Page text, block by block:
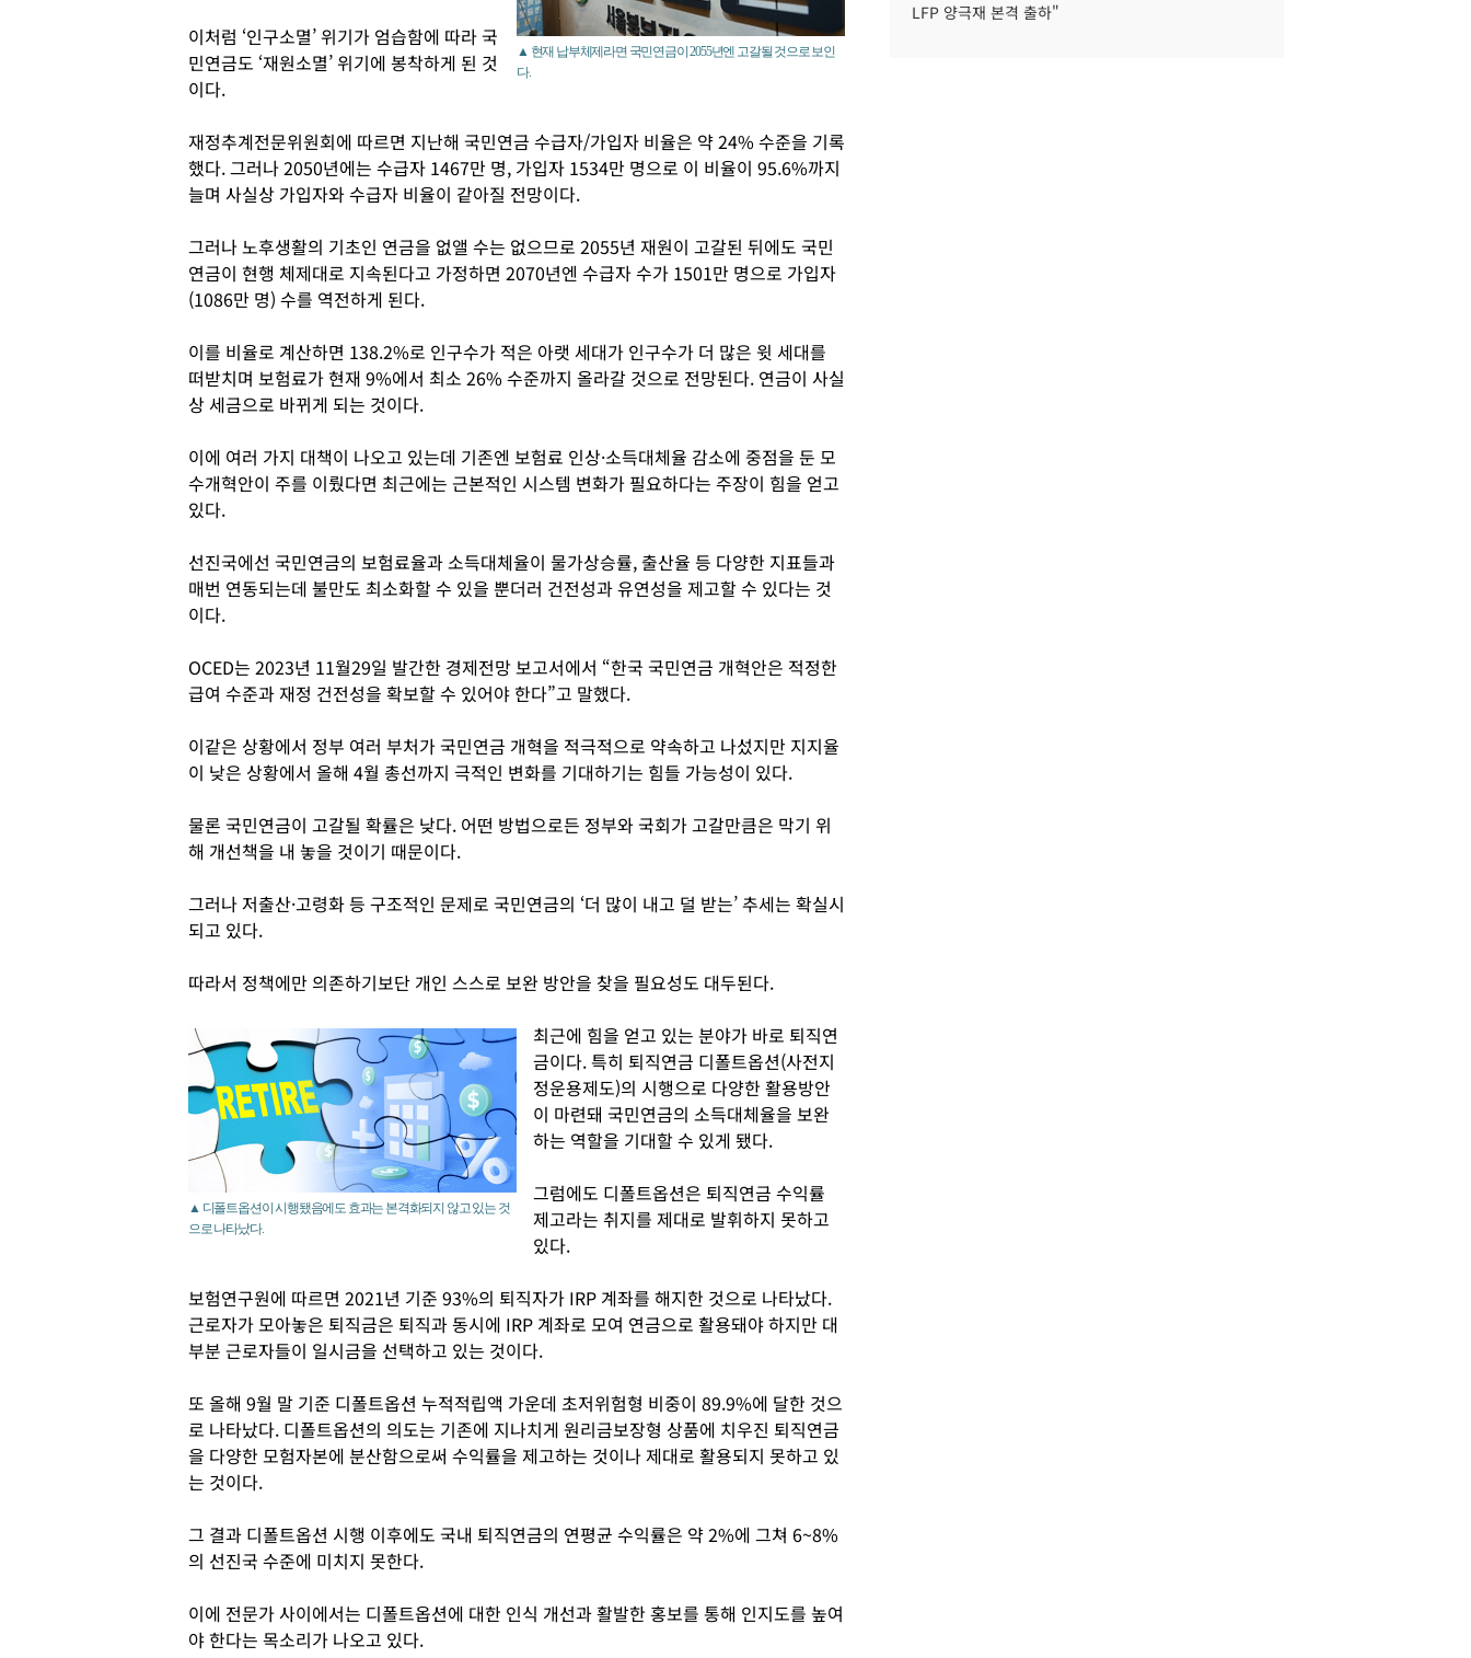
▲ 현재 납부체제라면 국민연금이 2055년엔 고갈될 것으로 보인
다.
이처럼 ‘인구소멸’ 위기가 엄습함에 따라 국
민연금도 ‘재원소멸’ 위기에 봉착하게 된 것
이다.
재정추계전문위원회에 따르면 지난해 국민연금 수급자/가입자 비율은 약 24% 수준을 기록
했다. 그러나 2050년에는 수급자 1467만 명, 가입자 1534만 명으로 이 비율이 95.6%까지
늘며 사실상 가입자와 수급자 비율이 같아질 전망이다.
그러나 노후생활의 기초인 연금을 없앨 수는 없으므로 2055년 재원이 고갈된 뒤에도 국민
연금이 현행 체제대로 지속된다고 가정하면 2070년엔 수급자 수가 1501만 명으로 가입자
(1086만 명) 수를 역전하게 된다.
이를 비율로 계산하면 138.2%로 인구수가 적은 아랫 세대가 인구수가 더 많은 윗 세대를
떠받치며 보험료가 현재 9%에서 최소 26% 수준까지 올라갈 것으로 전망된다. 연금이 사실
상 세금으로 바뀌게 되는 것이다.
이에 여러 가지 대책이 나오고 있는데 기존엔 보험료 인상·소득대체율 감소에 중점을 둔 모
수개혁안이 주를 이뤘다면 최근에는 근본적인 시스템 변화가 필요하다는 주장이 힘을 얻고
있다.
선진국에선 국민연금의 보험료율과 소득대체율이 물가상승률, 출산율 등 다양한 지표들과
매번 연동되는데 불만도 최소화할 수 있을 뿐더러 건전성과 유연성을 제고할 수 있다는 것
이다.
OCED는 2023년 11월29일 발간한 경제전망 보고서에서 “한국 국민연금 개혁안은 적정한
급여 수준과 재정 건전성을 확보할 수 있어야 한다”고 말했다.
이같은 상황에서 정부 여러 부처가 국민연금 개혁을 적극적으로 약속하고 나섰지만 지지율
이 낮은 상황에서 올해 4월 총선까지 극적인 변화를 기대하기는 힘들 가능성이 있다.
물론 국민연금이 고갈될 확률은 낮다. 어떤 방법으로든 정부와 국회가 고갈만큼은 막기 위
해 개선책을 내 놓을 것이기 때문이다.
그러나 저출산·고령화 등 구조적인 문제로 국민연금의 ‘더 많이 내고 덜 받는’ 추세는 확실시
되고 있다.
따라서 정책에만 의존하기보단 개인 스스로 보완 방안을 찾을 필요성도 대두된다.
▲ 디폴트옵션이 시행됐음에도 효과는 본격화되지 않고 있는 것
으로 나타났다.
최근에 힘을 얻고 있는 분야가 바로 퇴직연
금이다. 특히 퇴직연금 디폴트옵션(사전지
정운용제도)의 시행으로 다양한 활용방안
이 마련돼 국민연금의 소득대체율을 보완
하는 역할을 기대할 수 있게 됐다.
그럼에도 디폴트옵션은 퇴직연금 수익률
제고라는 취지를 제대로 발휘하지 못하고
있다.
보험연구원에 따르면 2021년 기준 93%의 퇴직자가 IRP 계좌를 해지한 것으로 나타났다.
근로자가 모아놓은 퇴직금은 퇴직과 동시에 IRP 계좌로 모여 연금으로 활용돼야 하지만 대
부분 근로자들이 일시금을 선택하고 있는 것이다.
또 올해 9월 말 기준 디폴트옵션 누적적립액 가운데 초저위험형 비중이 89.9%에 달한 것으
로 나타났다. 디폴트옵션의 의도는 기존에 지나치게 원리금보장형 상품에 치우진 퇴직연금
을 다양한 모험자본에 분산함으로써 수익률을 제고하는 것이나 제대로 활용되지 못하고 있
는 것이다.
그 결과 디폴트옵션 시행 이후에도 국내 퇴직연금의 연평균 수익률은 약 2%에 그쳐 6~8%
의 선진국 수준에 미치지 못한다.
이에 전문가 사이에서는 디폴트옵션에 대한 인식 개선과 활발한 홍보를 통해 인지도를 높여
야 한다는 목소리가 나오고 있다.
LFP 양극재 본격 출하"